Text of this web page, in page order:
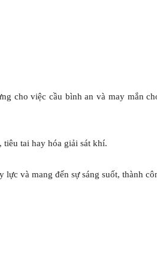
cho việc cầu bình an và may mắn
tiêu tai hay hóa giải sát khí.
và mang đến sự sáng suốt, thành